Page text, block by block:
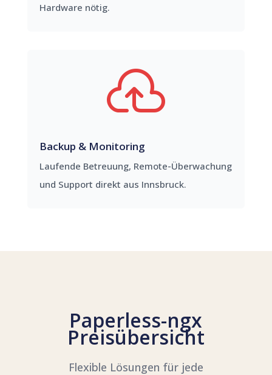
Hardware nötig.

Backup & Monitoring
Laufende Betreuung, Remote-Überwachung
und Support direkt aus Innsbruck.
Paperless-ngx
Preisübersicht
Flexible Lösungen für jede